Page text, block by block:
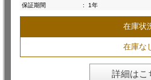
保証期間
: 1年
在庫状
在庫な
詳細はこ